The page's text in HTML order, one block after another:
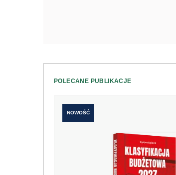
POLECANE PUBLIKACJE
NOWOŚĆ